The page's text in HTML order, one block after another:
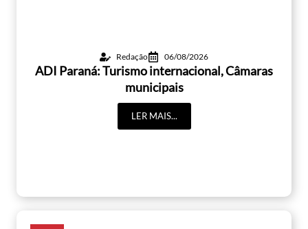
Redação 06/08/2026
ADI Paraná: Turismo internacional, Câmaras
municipais
LER MAIS...